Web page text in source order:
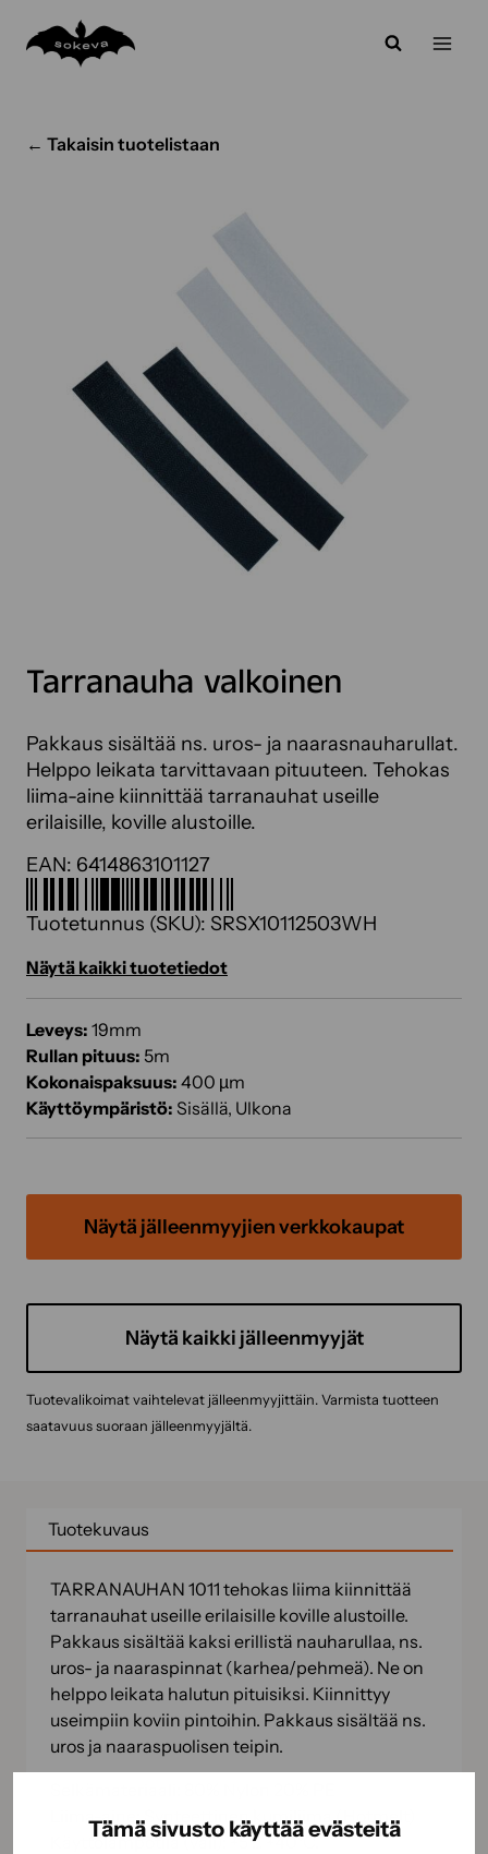
Tämä sivusto käyttää evästeitä
sisältöön
← Takaisin tuotelistaan
Tarranauha valkoinen
Pakkaus sisältää ns. uros- ja naarasnauharullat.
Helppo leikata tarvittavaan pituuteen. Tehokas
liima-aine kiinnittää tarranauhat useille
erilaisille, koville alustoille.
EAN: 6414863101127
Tuotetunnus (SKU): SRSX10112503WH
Näytä kaikki tuotetiedot
Leveys: 19mm
Rullan pituus: 5m
Kokonaispaksuus: 400 µm
Käyttöympäristö: Sisällä, Ulkona
Näytä jälleenmyyjien verkkokaupat
Näytä kaikki jälleenmyyjät
Tuotevalikoimat vaihtelevat jälleenmyyjittäin. Varmista tuotteen
saatavuus suoraan jälleenmyyjältä.
Tuotekuvaus
TARRANAUHAN 1011 tehokas liima kiinnittää
tarranauhat useille erilaisille koville alustoille.
Pakkaus sisältää kaksi erillistä nauharullaa, ns.
uros- ja naaraspinnat (karhea/pehmeä). Ne on
helppo leikata halutun pituisiksi. Kiinnittyy
useimpiin koviin pintoihin. Pakkaus sisältää ns.
uros ja naaraspuolisen teipin.
Liima-aine: Synteettinen kumiliima (Hotmelt)
Käyttölämpötila (väli): +5 … +40°C.